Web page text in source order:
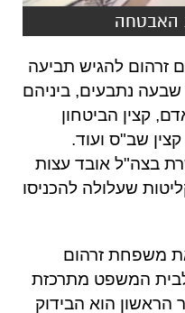
האבטחה
זרהום להגיש תביעה
שבעה נתבעים, ביניהם
, קצין הביטחון
קצין שב"ס ועוד.
בצה"ל אובד עצות
שעלולה להכניסו
משפחת זרהום
המשפט מתרכזת
הראשון הוא הבידוק